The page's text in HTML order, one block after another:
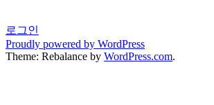
로그인
Proudly powered by WordPress
Theme: Rebalance by WordPress.com.